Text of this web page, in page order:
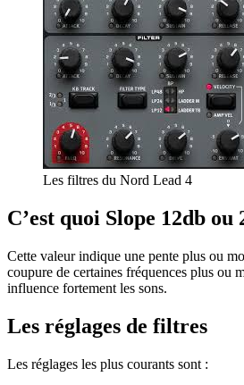
Les filtres du Nord Lead 4
C’est quoi Slope 12db ou
Cette valeur indique une pente plus ou
coupure de certaines fréquences plus ou
influence fortement les sons.
Les réglages de filtres
Les réglages les plus courants sont :